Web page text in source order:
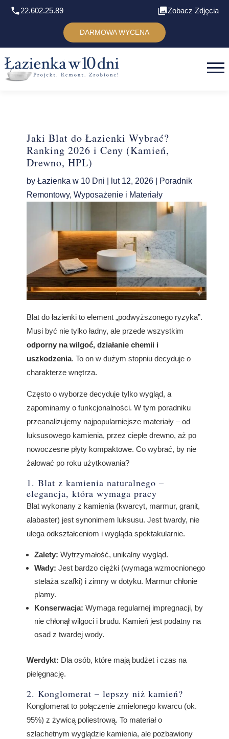
22.602.25.89 Zobacz Zdjęcia
DARMOWA WYCENA
Jaki Blat do Łazienki Wybrać?
Ranking 2026 i Ceny (Kamień,
Drewno, HPL)
by Łazienka w 10 Dni lut 12, 2026
Poradnik
Remontowy, Wyposażenie i Materiały
Blat do łazienki to element „podwyższonego ryzyka”.
Musi być nie tylko ładny, ale przede wszystkim
odporny na wilgoć, działanie chemii i
uszkodzenia. To on w dużym stopniu decyduje o
charakterze wnętrza.
Często o wyborze decyduje tylko wygląd, a
zapominamy o funkcjonalności. W tym poradniku
przeanalizujemy najpopularniejsze materiały – od
luksusowego kamienia, przez ciepłe drewno, aż po
nowoczesne płyty kompaktowe. Co wybrać, by nie
żałować po roku użytkowania?
1. Blat z kamienia naturalnego –
elegancja, która wymaga pracy
Blat wykonany z kamienia (kwarcyt, marmur, granit,
alabaster) jest synonimem luksusu. Jest twardy, nie
ulega odkształceniom i wygląda spektakularnie.
Zalety: Wytrzymałość, unikalny wygląd.
Wady: Jest bardzo ciężki (wymaga wzmocnionego
stelaża szafki) i zimny w dotyku. Marmur chłonie
plamy.
Konserwacja: Wymaga regularnej impregnacji, by
nie chłonął wilgoci i brudu. Kamień jest podatny na
osad z twardej wody.
Werdykt: Dla osób, które mają budżet i czas na
pielęgnację.
2. Konglomerat – lepszy niż kamień?
Konglomerat to połączenie zmielonego kwarcu (ok.
95%) z żywicą poliestrową. To materiał o
szlachetnym wyglądzie kamienia, ale pozbawiony